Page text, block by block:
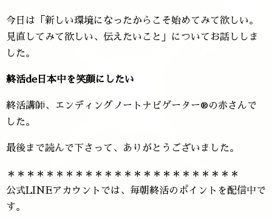
今日は「新しい環境になったからこそ始めてみて欲しい。
見直してみて欲しい、伝えたいこと」についてお話ししま
した。
終活de日本中を笑顔にしたい
終活講師、エンディングノートナビゲーター®️の赤さんで
した。
最後まで読んで下さって、ありがとうございました。
＊＊＊＊＊＊＊＊＊＊＊＊＊＊＊＊＊＊＊＊＊＊＊＊
公式LINEアカウントでは、毎朝終活のポイントを配信中で
す。